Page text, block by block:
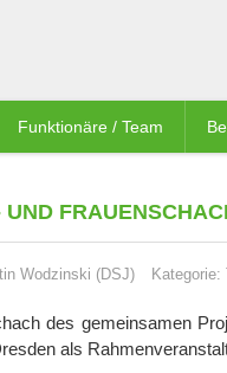
Funktionäre / Team
Wodzinski (DSJ) Kategorie:
des gemeinsamen
als